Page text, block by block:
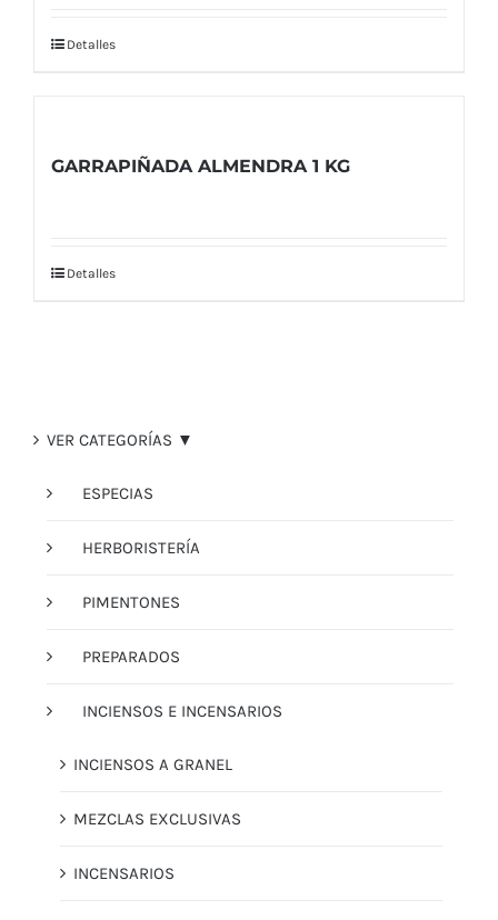
Detalles
GARRAPIÑADA ALMENDRA 1 KG
Detalles
VER CATEGORÍAS ▼
ESPECIAS
HERBORISTERÍA
PIMENTONES
PREPARADOS
INCIENSOS E INCENSARIOS
INCIENSOS A GRANEL
MEZCLAS EXCLUSIVAS
INCENSARIOS